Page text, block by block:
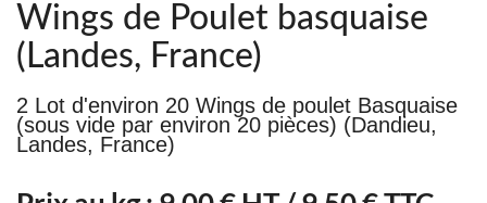
Wings de Poulet basquaise
(Landes, France)
2 Lot d'environ 20 Wings de poulet Basquaise
(sous vide par environ 20 pièces) (Dandieu,
Landes, France)